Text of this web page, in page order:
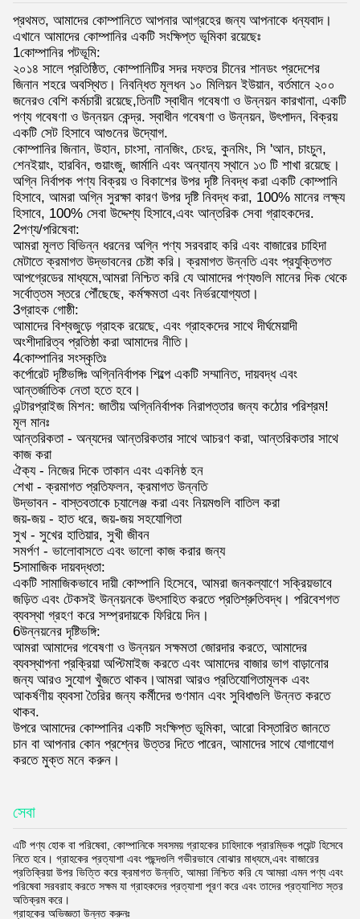
প্রথমত, আমাদের কোম্পানিতে আপনার আগ্রহের জন্য আপনাকে ধন্যবাদ।
এখানে আমাদের কোম্পানির একটি সংক্ষিপ্ত ভূমিকা রয়েছেঃ
1কোম্পানির পটভূমি:
২০১৪ সালে প্রতিষ্ঠিত, কোম্পানিটির সদর দফতর চীনের শানডং প্রদেশের
জিনান শহরে অবস্থিত। নিবন্ধিত মূলধন ১০ মিলিয়ন ইউয়ান, বর্তমানে ২০০
জনেরও বেশি কর্মচারী রয়েছে,তিনটি স্বাধীন গবেষণা ও উন্নয়ন কারখানা, একটি
পণ্য গবেষণা ও উন্নয়ন কেন্দ্র. স্বাধীন গবেষণা ও উন্নয়ন, উৎপাদন, বিক্রয়
একটি সেট হিসাবে আগুনের উদ্যোগ.
কোম্পানির জিনান, উহান, চাংসা, নানজিং, চেংদু, কুনমিং, সি 'আন, চাংচুন,
শেনইয়াং, হারবিন, গুয়াংজু, জার্মানি এবং অন্যান্য স্থানে ১৩ টি শাখা রয়েছে।
অগ্নি নির্বাপক পণ্য বিক্রয় ও বিকাশের উপর দৃষ্টি নিবদ্ধ করা একটি কোম্পানি
হিসাবে, আমরা অগ্নি সুরক্ষা কারণ উপর দৃষ্টি নিবদ্ধ করা, 100% মানের লক্ষ্য
হিসাবে, 100% সেবা উদ্দেশ্য হিসাবে,এবং আন্তরিক সেবা গ্রাহকদের.
2পণ্য/পরিষেবা:
আমরা মূলত বিভিন্ন ধরনের অগ্নি পণ্য সরবরাহ করি এবং বাজারের চাহিদা
মেটাতে ক্রমাগত উদ্ভাবনের চেষ্টা করি। ক্রমাগত উন্নতি এবং প্রযুক্তিগত
আপগ্রেডের মাধ্যমে,আমরা নিশ্চিত করি যে আমাদের পণ্যগুলি মানের দিক থেকে
সর্বোত্তম স্তরে পৌঁছেছে, কর্মক্ষমতা এবং নির্ভরযোগ্যতা।
3গ্রাহক গোষ্ঠী:
আমাদের বিশ্বজুড়ে গ্রাহক রয়েছে, এবং গ্রাহকদের সাথে দীর্ঘমেয়াদী
অংশীদারিত্ব প্রতিষ্ঠা করা আমাদের নীতি।
4কোম্পানির সংস্কৃতিঃ
কর্পোরেট দৃষ্টিভঙ্গিঃ অগ্নিনির্বাপক শিল্পে একটি সম্মানিত, দায়বদ্ধ এবং
আন্তর্জাতিক নেতা হতে হবে।
এন্টারপ্রাইজ মিশন: জাতীয় অগ্নিনির্বাপক নিরাপত্তার জন্য কঠোর পরিশ্রম!
মূল মানঃ
আন্তরিকতা - অন্যদের আন্তরিকতার সাথে আচরণ করা, আন্তরিকতার সাথে
কাজ করা
ঐক্য - নিজের দিকে তাকান এবং একনিষ্ঠ হন
শেখা - ক্রমাগত প্রতিফলন, ক্রমাগত উন্নতি
উদ্ভাবন - বাস্তবতাকে চ্যালেঞ্জ করা এবং নিয়মগুলি বাতিল করা
জয়-জয় - হাত ধরে, জয়-জয় সহযোগিতা
সুখ - সুখের হাতিয়ার, সুখী জীবন
সমর্পণ - ভালোবাসতে এবং ভালো কাজ করার জন্য
5সামাজিক দায়বদ্ধতা:
একটি সামাজিকভাবে দায়ী কোম্পানি হিসেবে, আমরা জনকল্যাণে সক্রিয়ভাবে
জড়িত এবং টেকসই উন্নয়নকে উৎসাহিত করতে প্রতিশ্রুতিবদ্ধ। পরিবেশগত
ব্যবস্থা গ্রহণ করে সম্প্রদায়কে ফিরিয়ে দিন।
6উন্নয়নের দৃষ্টিভঙ্গি:
আমরা আমাদের গবেষণা ও উন্নয়ন সক্ষমতা জোরদার করতে, আমাদের
ব্যবস্থাপনা প্রক্রিয়া অপ্টিমাইজ করতে এবং আমাদের বাজার ভাগ বাড়ানোর
জন্য আরও সুযোগ খুঁজতে থাকব।আমরা আরও প্রতিযোগিতামূলক এবং
আকর্ষণীয় ব্যবসা তৈরির জন্য কর্মীদের গুণমান এবং সুবিধাগুলি উন্নত করতে
থাকব.
উপরে আমাদের কোম্পানির একটি সংক্ষিপ্ত ভূমিকা, আরো বিস্তারিত জানতে
চান বা আপনার কোন প্রশ্নের উত্তর দিতে পারেন, আমাদের সাথে যোগাযোগ
করতে মুক্ত মনে করুন।
সেবা
এটি পণ্য হোক বা পরিষেবা, কোম্পানিকে সবসময় গ্রাহকের চাহিদাকে প্রারম্ভিক পয়েন্ট হিসেবে
নিতে হবে। গ্রাহকের প্রত্যাশা এবং পছন্দগুলি গভীরভাবে বোঝার মাধ্যমে,এবং বাজারের
প্রতিক্রিয়া উপর ভিত্তি করে ক্রমাগত উন্নতি, আমরা নিশ্চিত করি যে আমরা এমন পণ্য এবং
পরিষেবা সরবরাহ করতে সক্ষম যা গ্রাহকদের প্রত্যাশা পূরণ করে এবং তাদের প্রত্যাশিত স্তর
অতিক্রম করে।
গ্রাহকের অভিজ্ঞতা উন্নত করুনঃ